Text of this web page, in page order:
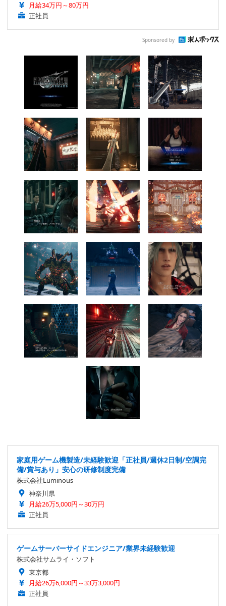
月給34万円～80万円
正社員
Sponsored by
家庭用ゲーム機製造/未経験歓迎「正社員/週休2日制/空調完
備/賞与あり」安心の研修制度完備
株式会社Luminous
神奈川県
月給26万5,000円～30万円
正社員
ゲームサーバーサイドエンジニア/業界未経験歓迎
株式会社サムライ・ソフト
東京都
月給26万6,000円～33万3,000円
正社員